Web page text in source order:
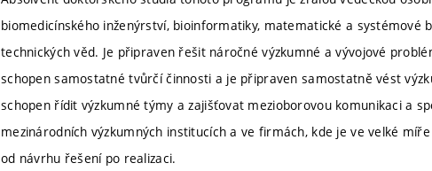
biomedicínského inženýrství, bioinformatiky, matematické a systémové
technických věd. Je připraven řešit náročné výzkumné a vývojové
schopen samostatné tvůrčí činnosti a je připraven samostatně vést
schopen řídit výzkumné týmy a zajišťovat mezioborovou komunikaci a
mezinárodních výzkumných institucích a ve firmách, kde je ve velké
od návrhu řešení po realizaci.